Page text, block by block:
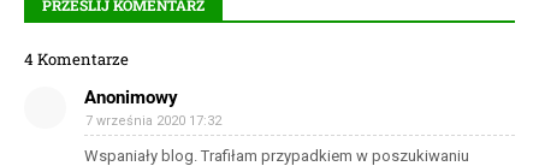
PRZEŚLIJ KOMENTARZ
4 Komentarze
Anonimowy
7 września 2020 17:32
Wspaniały blog. Trafiłam przypadkiem w poszukiwaniu